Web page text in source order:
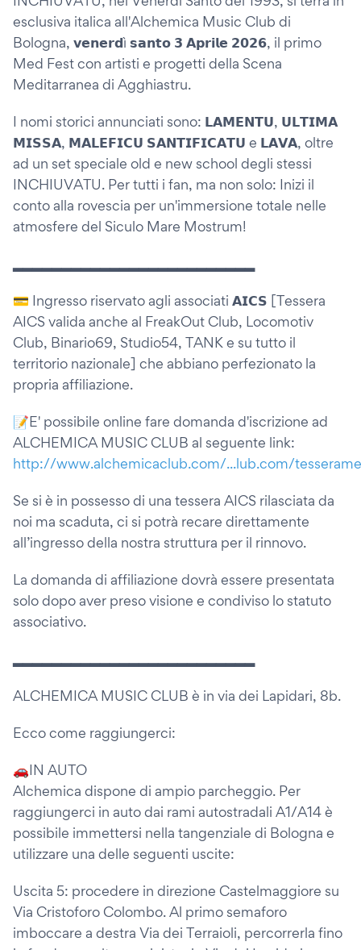
esclusiva italica all'Alchemica Music Club di
Bologna, 𝘃𝗲𝗻𝗲𝗿𝗱ì 𝘀𝗮𝗻𝘁𝗼 𝟯 𝗔𝗽𝗿𝗶𝗹𝗲 𝟮𝟬𝟮𝟲, il primo
Med Fest con artisti e progetti della Scena
Meditarranea di Agghiastru.
I nomi storici annunciati sono: 𝗟𝗔𝗠𝗘𝗡𝗧𝗨, 𝗨𝗟𝗧𝗜𝗠𝗔
𝗠𝗜𝗦𝗦𝗔, 𝗠𝗔𝗟𝗘𝗙𝗜𝗖𝗨 𝗦𝗔𝗡𝗧𝗜𝗙𝗜𝗖𝗔𝗧𝗨 e 𝗟𝗔𝗩𝗔, oltre
ad un set speciale old e new school degli stessi
INCHIUVATU. Per tutti i fan, ma non solo: Inizi il
conto alla rovescia per un'immersione totale nelle
atmosfere del Siculo Mare Mostrum!
💳 Ingresso riservato agli associati 𝗔𝗜𝗖𝗦 [Tessera
AICS valida anche al FreakOut Club, Locomotiv
Club, Binario69, Studio54, TANK e su tutto il
territorio nazionale] che abbiano perfezionato la
propria affiliazione.
📝E' possibile online fare domanda d'iscrizione ad
ALCHEMICA MUSIC CLUB al seguente link:
http://www.alchemicaclub.com/...lub.com/
Se si è in possesso di una tessera AICS rilasciata da
noi ma scaduta, ci si potrà recare direttamente
all’ingresso della nostra struttura per il rinnovo.
La domanda di affiliazione dovrà essere presentata
solo dopo aver preso visione e condiviso lo statuto
associativo.
ALCHEMICA MUSIC CLUB è in via dei Lapidari, 8b.
Ecco come raggiungerci:
🚗IN AUTO
Alchemica dispone di ampio parcheggio. Per
raggiungerci in auto dai rami autostradali A1/A14 è
possibile immettersi nella tangenziale di Bologna e
utilizzare una delle seguenti uscite:
Uscita 5: procedere in direzione Castelmaggiore su
Via Cristoforo Colombo. Al primo semaforo
imboccare a destra Via dei Terraioli, percorrerla fino